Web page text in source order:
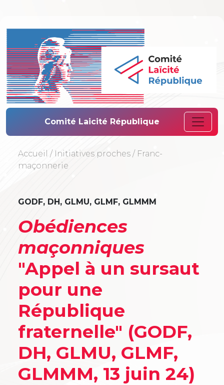
Comité Laïcité
Comité Laicité République
Accueil / Initiatives proches / Franc-
maçonnerie
GODF, DH, GLMU, GLMF, GLMMM
Obédiences
maçonniques
"Appel à un sursaut
pour une
République
fraternelle" (GODF,
DH, GLMU, GLMF,
GLMMM, 13 juin 24)